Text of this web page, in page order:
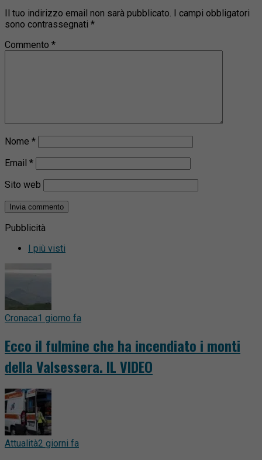
Il tuo indirizzo email non sarà pubblicato. I campi obbligatori
sono contrassegnati *
Commento *
Nome *
Email *
Sito web
Pubblicità
I più visti
Cronaca1 giorno fa
Ecco il fulmine che ha incendiato i monti
della Valsessera. IL VIDEO
Attualità2 giorni fa